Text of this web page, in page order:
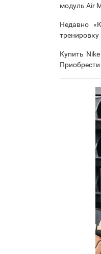
модуль Air
Недавно
тренировку
Купить